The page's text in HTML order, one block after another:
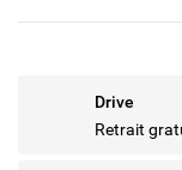
Drive
Retrait